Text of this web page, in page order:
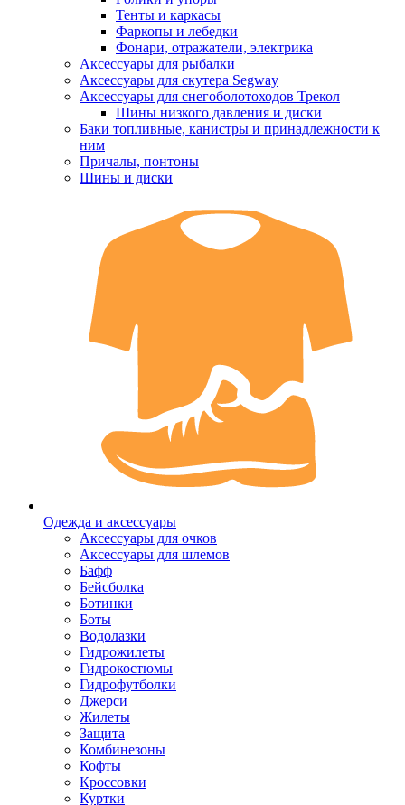
Тенты и каркасы
Фаркопы и лебедки
Фонари, отражатели, электрика
Аксессуары для рыбалки
Аксессуары для скутера Segway
Аксессуары для снегоболотоходов Трекол
Шины низкого давления и диски
Баки топливные, канистры и принадлежности к
ним
Причалы, понтоны
Шины и диски
Одежда и аксессуары
Аксессуары для очков
Аксессуары для шлемов
Бафф
Бейсболка
Ботинки
Боты
Водолазки
Гидрожилеты
Гидрокостюмы
Гидрофутболки
Джерси
Жилеты
Защита
Комбинезоны
Кофты
Кроссовки
Куртки